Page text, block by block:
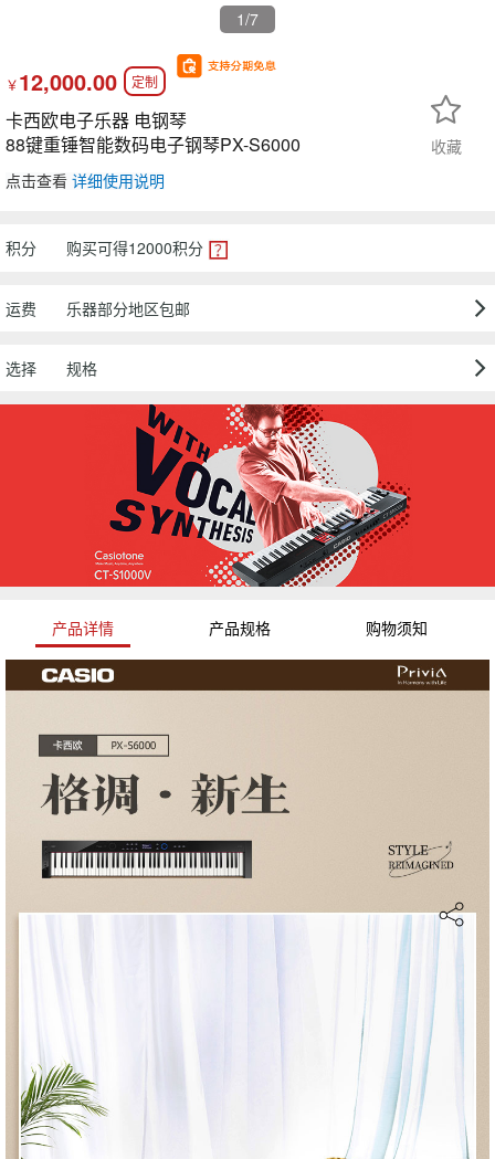
1/7
￥12,000.00 定制
卡西欧电子乐器 电钢琴
88键重锤智能数码电子钢琴PX-S6000
点击查看 详细使用说明
收藏
积分 购买可得12000积分
运费 乐器部分地区包邮
选择 规格
产品详情 产品规格 购物须知